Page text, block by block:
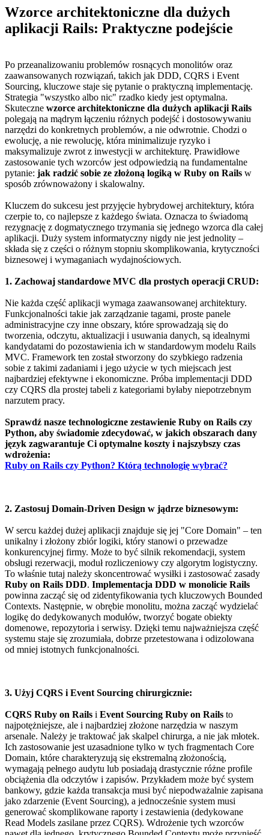
Wzorce architektoniczne dla dużych
aplikacji Rails: Praktyczne podejście
Po przeanalizowaniu problemów rosnących monolitów oraz
zaawansowanych rozwiązań, takich jak DDD, CQRS i Event
Sourcing, kluczowe staje się pytanie o praktyczną implementację.
Strategia "wszystko albo nic" rzadko kiedy jest optymalna.
Skuteczne wzorce architektoniczne dla dużych aplikacji Rails
polegają na mądrym łączeniu różnych podejść i dostosowywaniu
narzędzi do konkretnych problemów, a nie odwrotnie. Chodzi o
ewolucję, a nie rewolucję, która minimalizuje ryzyko i
maksymalizuje zwrot z inwestycji w architekturę. Prawidłowe
zastosowanie tych wzorców jest odpowiedzią na fundamentalne
pytanie: jak radzić sobie ze złożoną logiką w Ruby on Rails w
sposób zrównoważony i skalowalny.
Kluczem do sukcesu jest przyjęcie hybrydowej architektury, która
czerpie to, co najlepsze z każdego świata. Oznacza to świadomą
rezygnację z dogmatycznego trzymania się jednego wzorca dla całej
aplikacji. Duży system informatyczny nigdy nie jest jednolity –
składa się z części o różnym stopniu skomplikowania, krytyczności
biznesowej i wymaganiach wydajnościowych.
1. Zachowaj standardowe MVC dla prostych operacji CRUD:
Nie każda część aplikacji wymaga zaawansowanej architektury.
Funkcjonalności takie jak zarządzanie tagami, proste panele
administracyjne czy inne obszary, które sprowadzają się do
tworzenia, odczytu, aktualizacji i usuwania danych, są idealnymi
kandydatami do pozostawienia ich w standardowym modelu Rails
MVC. Framework ten został stworzony do szybkiego radzenia
sobie z takimi zadaniami i jego użycie w tych miejscach jest
najbardziej efektywne i ekonomiczne. Próba implementacji DDD
czy CQRS dla prostej tabeli z kategoriami byłaby niepotrzebnym
narzutem pracy.
Sprawdź nasze technologiczne zestawienie Ruby on Rails czy
Python, aby świadomie zdecydować, w jakich obszarach dany
język zagwarantuje Ci optymalne koszty i najszybszy czas
wdrożenia:
Ruby on Rails czy Python? Którą technologię wybrać?
2. Zastosuj Domain-Driven Design w jądrze biznesowym:
W sercu każdej dużej aplikacji znajduje się jej "Core Domain" – ten
unikalny i złożony zbiór logiki, który stanowi o przewadze
konkurencyjnej firmy. Może to być silnik rekomendacji, system
obsługi rezerwacji, moduł rozliczeniowy czy algorytm logistyczny.
To właśnie tutaj należy skoncentrować wysiłki i zastosować zasady
Ruby on Rails DDD. Implementacja DDD w monolicie Rails
powinna zacząć się od zidentyfikowania tych kluczowych Bounded
Contexts. Następnie, w obrębie monolitu, można zacząć wydzielać
logikę do dedykowanych modułów, tworzyć bogate obiekty
domenowe, repozytoria i serwisy. Dzięki temu najważniejsza część
systemu staje się zrozumiała, dobrze przetestowana i odizolowana
od mniej istotnych funkcjonalności.
3. Użyj CQRS i Event Sourcing chirurgicznie:
CQRS Ruby on Rails i Event Sourcing Ruby on Rails to
najpotężniejsze, ale i najbardziej złożone narzędzia w naszym
arsenale. Należy je traktować jak skalpel chirurga, a nie jak młotek.
Ich zastosowanie jest uzasadnione tylko w tych fragmentach Core
Domain, które charakteryzują się ekstremalną złożonością,
wymagają pełnego audytu lub posiadają drastycznie różne profile
obciążenia dla odczytów i zapisów. Przykładem może być system
bankowy, gdzie każda transakcja musi być niepodważalnie zapisana
jako zdarzenie (Event Sourcing), a jednocześnie system musi
generować skomplikowane raporty i zestawienia (dedykowane
Read Models zasilane przez CQRS). Wdrożenie tych wzorców